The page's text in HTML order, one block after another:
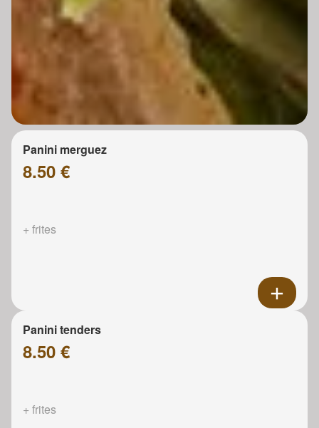
Panini merguez
8.50 €
+ frites
Panini tenders
8.50 €
+ frites